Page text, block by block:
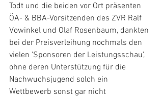
Todt und die beiden vor Ort präsenten
ÖA- & BBA-Vorsitzenden des ZVR Ralf
Vowinkel und Olaf Rosenbaum, dankten
bei der Preisverleihung nochmals den
vielen 'Sponsoren der Leistungsschau',
ohne deren Unterstützung für die
Nachwuchsjugend solch ein
Wettbewerb sonst gar nicht